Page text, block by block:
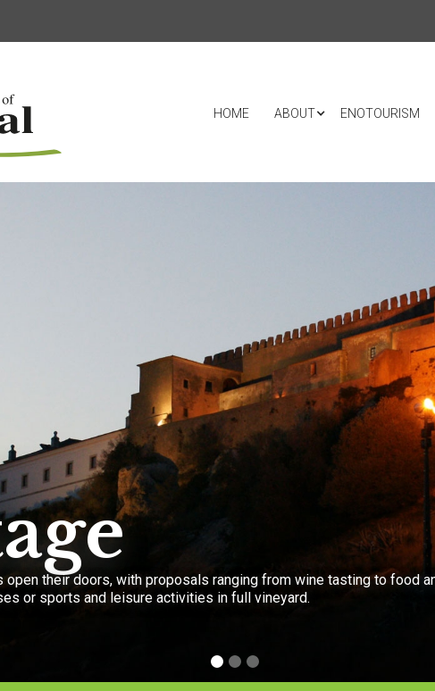
HOME ABOUT ENOTOURISM
open their doors, with proposals ranging from wine tasting to food
or sports and leisure activities in full vineyard.